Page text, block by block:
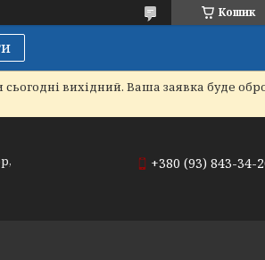
Кошик
вихідний. Ваша заявка буде
+380 (93) 843-34-